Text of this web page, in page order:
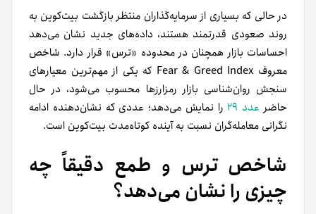
در حالی که بسیاری از سرمایه‌گذاران منتظر بازگشت بیت‌کوین به
روند صعودی قدرتمند هستند، داده‌های جدید نشان می‌دهد
احساسات بازار همچنان در محدوده «ترس» قرار دارد. شاخص
معروف Fear & Greed Index که یکی از مهم‌ترین معیارهای
سنجش روان‌شناسی بازار رمزارزها محسوب می‌شود، در حال
حاضر عدد ۲۹
را نمایش می‌دهد؛ عددی که نشان‌دهنده ادامه
نگرانی معامله‌گران نسبت به آینده کوتاه‌مدت بیت‌کوین است.
شاخص ترس و طمع دقیقاً چه
چیزی را نشان می‌دهد؟